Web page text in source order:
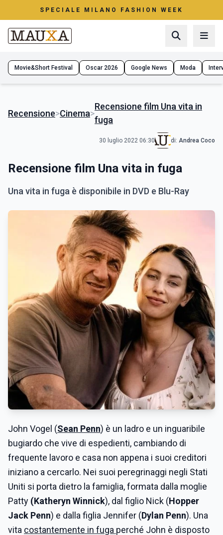
SPECIALE MILANO FASHION WEEK
Movie&Short Festival Oscar 2026 Google News Moda
Recensione>Cinema>
Recensione film Una vita in
fuga
30 luglio 2022 06:30 di: Andrea Coco
Recensione film Una vita in fuga
Una vita in fuga è disponibile in DVD e Blu-Ray
John Vogel (Sean Penn) è un ladro e un inguaribile
bugiardo che vive di espedienti, cambiando di
frequente lavoro e casa non appena i suoi creditori
iniziano a cercarlo. Nei suoi peregrinaggi negli Stati
Uniti si porta dietro la famiglia, formata dalla moglie
Patty (Katheryn Winnick), dal figlio Nick (Hopper
Jack Penn) e dalla figlia Jennifer (Dylan Penn). Una
vita costantemente in fuga perché John è disposto